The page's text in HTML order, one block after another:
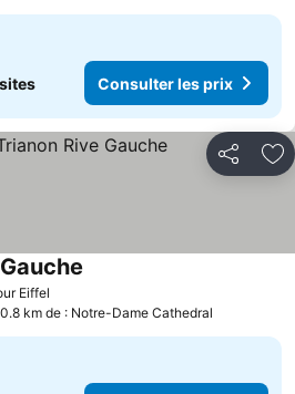
Consulter les prix
Partager
Eiffel
km de : Notre-Dame Cathedral